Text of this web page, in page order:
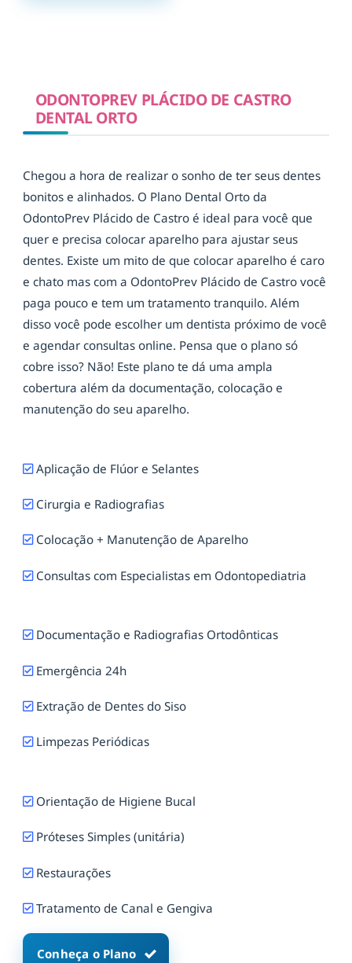
ODONTOPREV PLÁCIDO DE CASTRO
DENTAL ORTO
Chegou a hora de realizar o sonho de ter seus dentes
bonitos e alinhados. O Plano Dental Orto da
OdontoPrev Plácido de Castro é ideal para você que
quer e precisa colocar aparelho para ajustar seus
dentes. Existe um mito de que colocar aparelho é caro
e chato mas com a OdontoPrev Plácido de Castro você
paga pouco e tem um tratamento tranquilo. Além
disso você pode escolher um dentista próximo de você
e agendar consultas online. Pensa que o plano só
cobre isso? Não! Este plano te dá uma ampla
cobertura além da documentação, colocação e
manutenção do seu aparelho.
Aplicação de Flúor e Selantes
Cirurgia e Radiografias
Colocação + Manutenção de Aparelho
Consultas com Especialistas em Odontopediatria
Documentação e Radiografias Ortodônticas
Emergência 24h
Extração de Dentes do Siso
Limpezas Periódicas
Orientação de Higiene Bucal
Próteses Simples (unitária)
Restaurações
Tratamento de Canal e Gengiva
Conheça o Plano